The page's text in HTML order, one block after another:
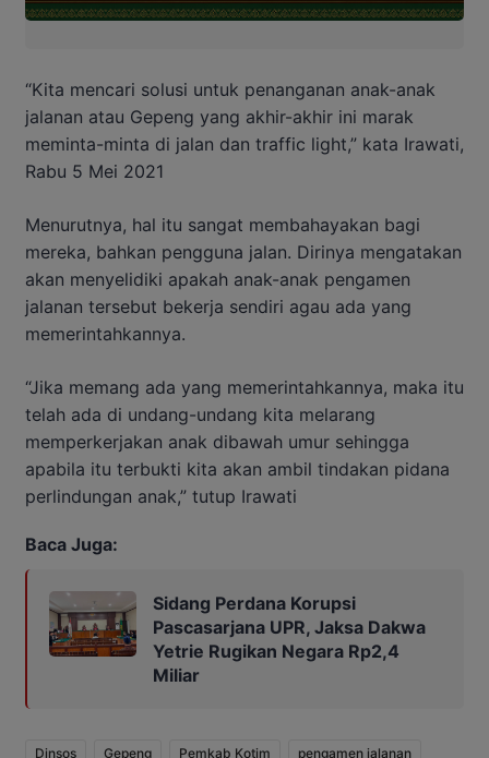
“Kita mencari solusi untuk penanganan anak-anak
jalanan atau Gepeng yang akhir-akhir ini marak
meminta-minta di jalan dan traffic light,” kata Irawati,
Rabu 5 Mei 2021
Menurutnya, hal itu sangat membahayakan bagi
mereka, bahkan pengguna jalan. Dirinya mengatakan
akan menyelidiki apakah anak-anak pengamen
jalanan tersebut bekerja sendiri agau ada yang
memerintahkannya.
“Jika memang ada yang memerintahkannya, maka itu
telah ada di undang-undang kita melarang
memperkerjakan anak dibawah umur sehingga
apabila itu terbukti kita akan ambil tindakan pidana
perlindungan anak,” tutup Irawati
Baca Juga:
Sidang Perdana Korupsi
Pascasarjana UPR, Jaksa Dakwa
Yetrie Rugikan Negara Rp2,4
Miliar
Dinsos Gepeng Pemkab Kotim pengamen jalanan